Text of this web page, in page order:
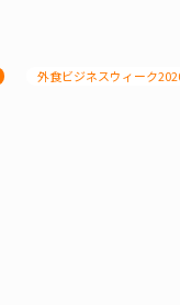
外食ビジネスウィーク